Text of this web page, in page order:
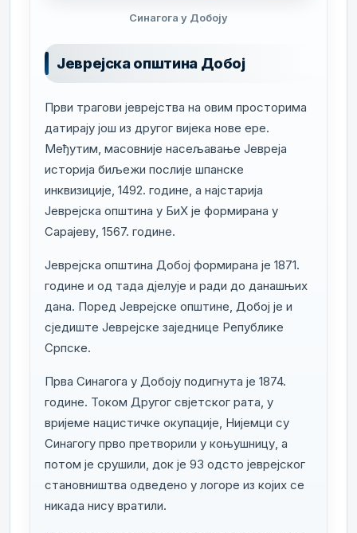
Синагога у Добоју
Јеврејска општина Добој
Први трагови јеврејства на овим просторима
датирају још из другог вијека нове ере.
Међутим, масовније насељавање Јевреја
историја биљежи послије шпанске
инквизиције, 1492. године, а најстарија
Јеврејска општина у БиХ је формирана у
Сарајеву, 1567. године.
Јеврејска општина Добој формирана је 1871.
године и од тада дјелује и ради до данашњих
дана. Поред Јеврејске општине, Добој је и
сједиште Јеврејске заједнице Републике
Српске.
Прва Синагога у Добоју подигнута је 1874.
године. Током Другог свјетског рата, у
вријеме нацистичке окупације, Нијемци су
Синагогу прво претворили у коњушницу, а
потом је срушили, док је 93 одсто јеврејског
становништва одведено у логоре из којих се
никада нису вратили.